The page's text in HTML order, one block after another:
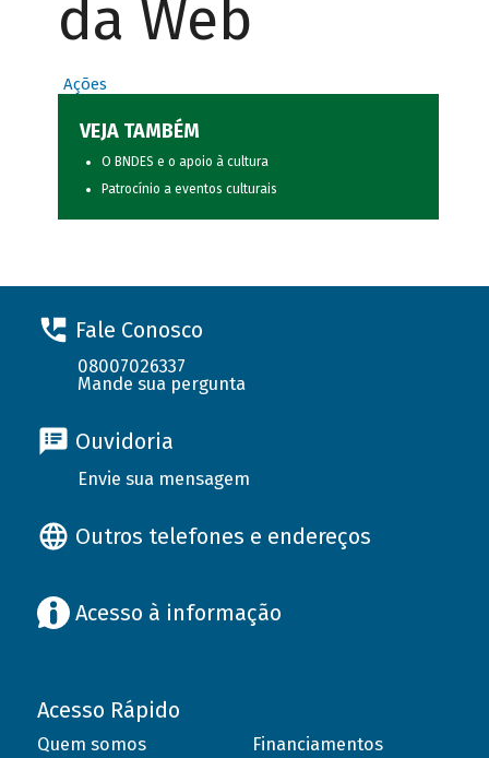
da Web
Ações
VEJA TAMBÉM
O BNDES e o apoio à cultura
Patrocínio a eventos culturais
Fale Conosco
08007026337
Mande sua pergunta
Ouvidoria
Envie sua mensagem
Outros telefones e endereços
Acesso à informação
Acesso Rápido
Quem somos
Financiamentos